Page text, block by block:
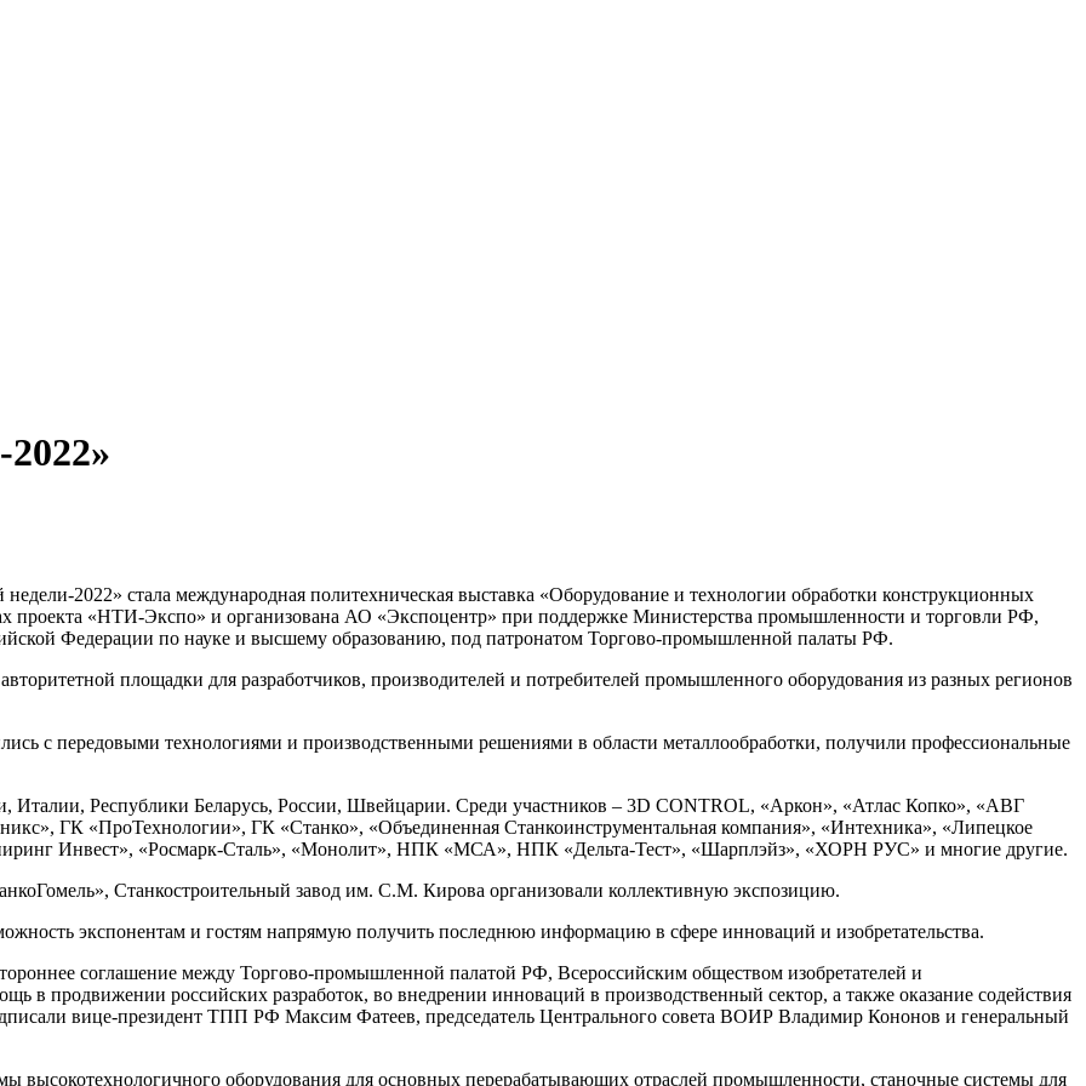
2022» стала международная политехническая выставка «Оборудование и технологии обработки конструкционных
проекта «НТИ-Экспо» и организована АО «Экспоцентр» при поддержке Министерства промышленности и торговли РФ,
Федерации по науке и высшему образованию, под патронатом Торгово-промышленной палаты РФ.
площадки для разработчиков, производителей и потребителей промышленного оборудования из разных регионов
с передовыми технологиями и производственными решениями в области металлообработки, получили профессиональные
Италии, Республики Беларусь, России, Швейцарии. Среди участников – 3D CONTROL, «Аркон», «Атлас Копко», «АВГ
ГК «ПроТехнологии», ГК «Станко», «Объединенная Станкоинструментальная компания», «Интехника», «Липецкое
Инвест», «Росмарк-Сталь», «Монолит», НПК «МСА», НПК «Дельта-Тест», «Шарплэйз», «ХОРН РУС» и многие другие.
Станкостроительный завод им. С.М. Кирова организовали коллективную экспозицию.
экспонентам и гостям напрямую получить последнюю информацию в сфере инноваций и изобретательства.
соглашение между Торгово-промышленной палатой РФ, Всероссийским обществом изобретателей и
в продвижении российских разработок, во внедрении инноваций в производственный сектор, а также оказание содействия
вице-президент ТПП РФ Максим Фатеев, председатель Центрального совета ВОИР Владимир Кононов и генеральный
высокотехнологичного оборудования для основных перерабатывающих отраслей промышленности, станочные системы для